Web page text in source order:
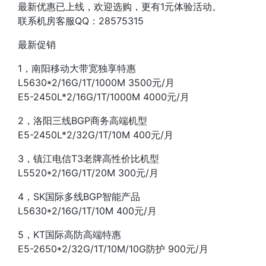
最新优惠已上线，欢迎选购，更有1元体验活动。
联系机房客服QQ：28575315
最新促销
1，南阳移动大带宽独享特惠
L5630*2/16G/1T/1000M 3500元/月
E5-2450L*2/16G/1T/1000M 4000元/月
2，洛阳三线BGP商务高端机型
E5-2450L*2/32G/1T/10M 400元/月
3，镇江电信T3老牌高性价比机型
L5520*2/16G/1T/20M 300元/月
4，SK国际多线BGP智能产品
L5630*2/16G/1T/10M 400元/月
5，KT国际高防高端特惠
E5-2650*2/32G/1T/10M/10G防护 900元/月